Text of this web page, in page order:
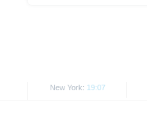
New York: 19:07